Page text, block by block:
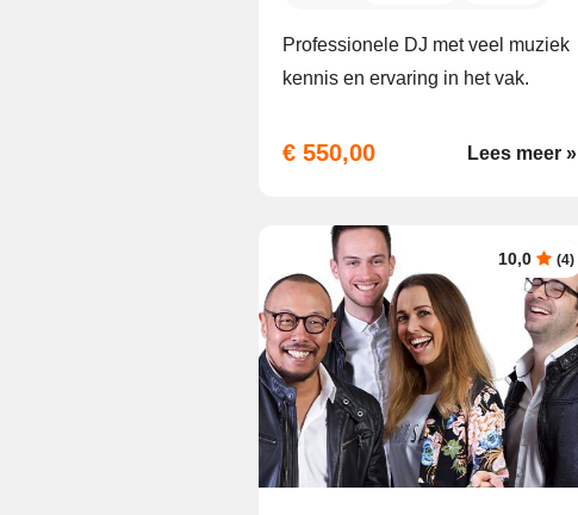
Professionele DJ met veel muziek
kennis en ervaring in het vak.
€ 550,00 Lees meer »
10,0 (4)